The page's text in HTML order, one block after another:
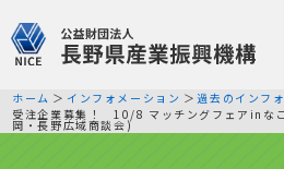
ホーム インフォメーション
過去のインフ
受注企業募集！ 10/8 マッチングフェアinな
岡・長野広域商談会)